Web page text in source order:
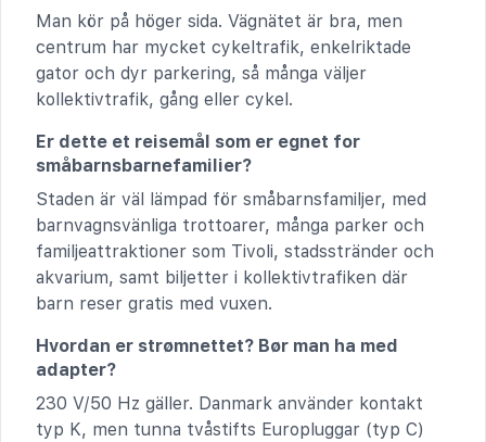
Man kör på höger sida. Vägnätet är bra, men
centrum har mycket cykeltrafik, enkelriktade
gator och dyr parkering, så många väljer
kollektivtrafik, gång eller cykel.
Er dette et reisemål som er egnet for
småbarnsbarnefamilier?
Staden är väl lämpad för småbarnsfamiljer, med
barnvagnsvänliga trottoarer, många parker och
familjeattraktioner som Tivoli, stadsstränder och
akvarium, samt biljetter i kollektivtrafiken där
barn reser gratis med vuxen.
Hvordan er strømnettet? Bør man ha med
adapter?
230 V/50 Hz gäller. Danmark använder kontakt
typ K, men tunna tvåstifts Europluggar (typ C)